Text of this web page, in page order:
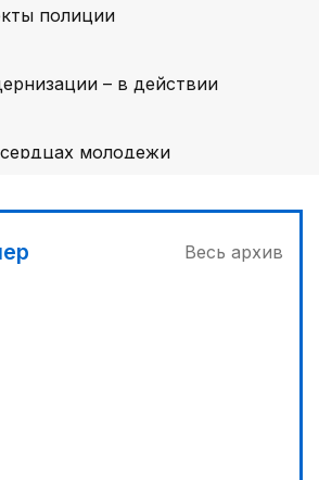
полиции
– в действии
молодежи
Весь архив